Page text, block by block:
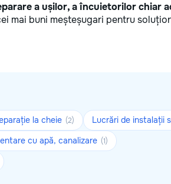
a ușilor, a încuietorilor chiar
mai buni meșteșugari pentru
la cheie (2) Lucrări de instalații
cu apă, canalizare (1)